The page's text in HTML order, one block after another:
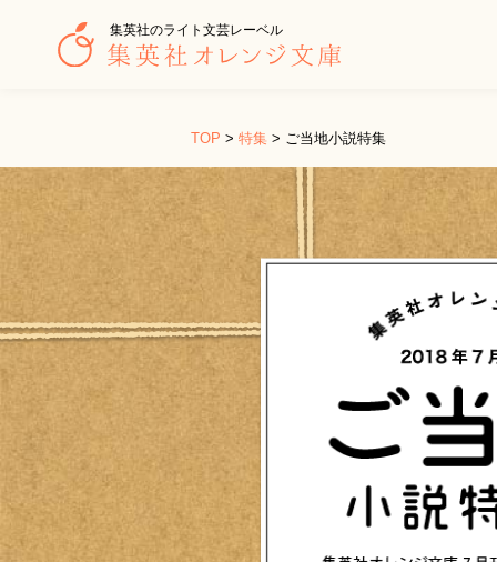
集英社のライト文芸レーベル
TOP > 特集 > ご当地小説特集